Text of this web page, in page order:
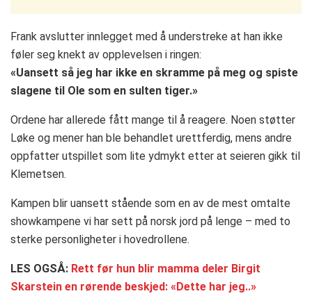
Frank avslutter innlegget med å understreke at han ikke
føler seg knekt av opplevelsen i ringen:
«Uansett så jeg har ikke en skramme på meg og spiste
slagene til Ole som en sulten tiger.»
Ordene har allerede fått mange til å reagere. Noen støtter
Løke og mener han ble behandlet urettferdig, mens andre
oppfatter utspillet som lite ydmykt etter at seieren gikk til
Klemetsen.
Kampen blir uansett stående som en av de mest omtalte
showkampene vi har sett på norsk jord på lenge – med to
sterke personligheter i hovedrollene.
LES OGSÅ: Rett før hun blir mamma deler Birgit
Skarstein en rørende beskjed: «Dette har jeg..»